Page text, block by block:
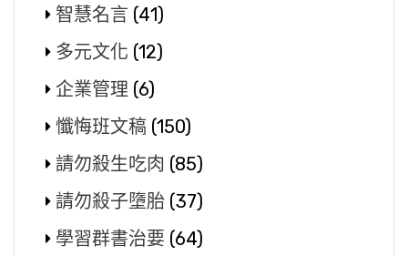
智慧名言 (41)
多元文化 (12)
企業管理 (6)
懺悔班文稿 (150)
請勿殺生吃肉 (85)
請勿殺子墮胎 (37)
學習群書治要 (64)